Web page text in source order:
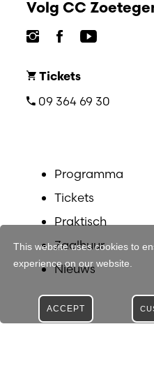
This website uses cookies to
experience on our website.
ACCEPT
Volg CC
Tickets
09 364 69 30
Programma
Tickets
Praktisch
Zaalhuur
Nieuws